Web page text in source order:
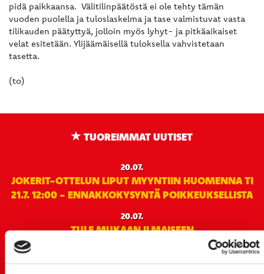
pidä paikkaansa. Välitilinpäätöstä ei ole tehty tämän
vuoden puolella ja tuloslaskelma ja tase valmistuvat vasta
tilikauden päätyttyä, jolloin myös lyhyt- ja pitkäaikaiset
velat esitetään. Ylijäämäisellä tuloksella vahvistetaan
tasetta.
(to)
TUOREIMMAT UUTISET
20.07.
JOKERIT-OTTELUN LIPUT MYYNTIIN HUOMENNA TI
21.7. 12:00 - ENNAKKOKYSYNTÄ POIKKEUKSELLISTA
20.07.
TULE MUKAAN ILMAISEEN
LIIKUNTALEIKKIKOULUUN KESÄ-HEINÄKUUSSA!
15.07.